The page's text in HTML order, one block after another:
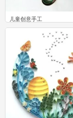
儿童创意手工
0